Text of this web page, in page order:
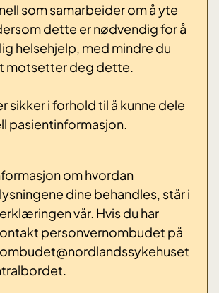
som samarbeider om å yte
dette er nødvendig for å
helsehjelp, med mindre du
motsetter deg dette.
sikker i forhold til å kunne dele
pasientinformasjon.
om hvordan
dine behandles, står i
vår. Hvis du har
personvernombudet på